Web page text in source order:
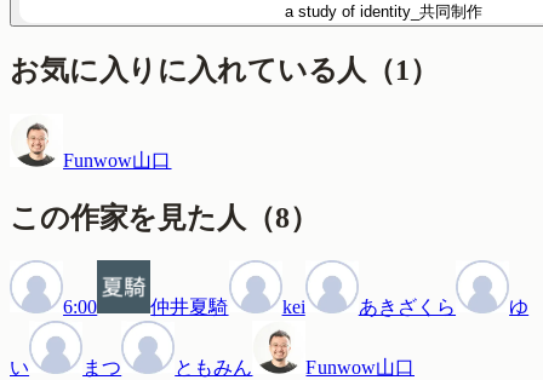
a study of identity_共同制作
お気に入りに入れている人 （1）
Funwow山口
この作家を見た人 （8）
6:00 仲井夏騎 kei あきざくら ゆ
い まつ ともみん Funwow山口